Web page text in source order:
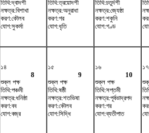
তিথি:দ্বাদশী
নক্ষত্র:বিশাখা
করণ:কৌলব
যোগ:সুকর্মা
তিথি:ত্রয়োদশী
নক্ষত্র:অনুরাধা
করণ:গর
যোগ:ধৃতি
তিথি:চতুর্দশী
নক্ষত্র:জ্যেষ্ঠা
করণ:শকুনি
যোগ:গণ্ড
১৪
8
শুক্ল পক্ষ
তিথি:পঞ্চমী
নক্ষত্র:ধনিষ্ঠা
করণ:বব
যোগ:বজ্র
১৫
9
শুক্ল পক্ষ
তিথি:ষষ্ঠী
নক্ষত্র:শতভিষ‌া
করণ:কৌলব
যোগ:সিদ্ধি
১৬
10
শুক্ল পক্ষ
তিথি:সপ্তমী
নক্ষত্র:পূর্বভাদ্রপদ
করণ:গর
যোগ:ব্যতীপাত
১৭